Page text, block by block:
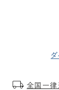
全国一